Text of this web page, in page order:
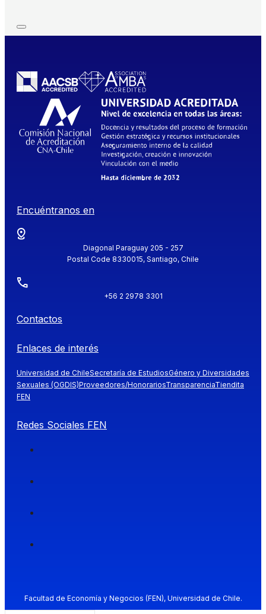
Encuéntranos en
Diagonal Paraguay 205 - 257
Postal Code 8330015, Santiago, Chile
+56 2 2978 3301
Contactos
Enlaces de interés
Universidad de ChileSecretaría de EstudiosGénero y Diversidades
Sexuales (OGDIS)Proveedores/HonorariosTransparenciaTiendita
FEN
Redes Sociales FEN
Facultad de Economía y Negocios (FEN), Universidad de Chile.